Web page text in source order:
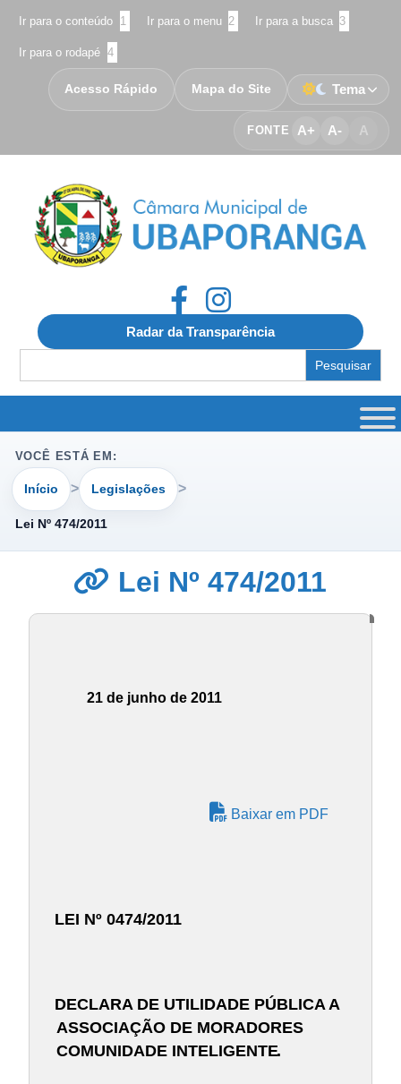
Ir para o conteúdo 1 Ir para o menu 2 Ir para a busca 3
Ir para o rodapé 4
FONTE A+ A- A
Acesso Rápido Mapa do Site Tema
Radar da Transparência
for:
VOCÊ ESTÁ EM:
Início Legislações
Lei Nº 474/2011
Lei Nº 474/2011
21 de junho de 2011
Baixar em PDF
LEI Nº 0474/2011
DECLARA DE UTILIDADE PÚBLICA A
ASSOCIAÇÃO DE MORADORES
COMUNIDADE INTELIGENTE.